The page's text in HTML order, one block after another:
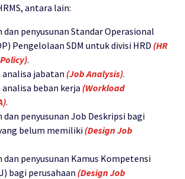
antara lain:
dan penyusunan Standar Operasional
Pengelolaan SDM untuk divisi HRD (HR
.
analisa jabatan (Job Analysis).
beban kerja (Workload
.
dan penyusunan Job Deskripsi bagi
belum memiliki (Design Job
dan penyusunan Kamus Kompetensi
bagi perusahaan (Design Job